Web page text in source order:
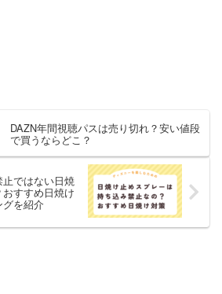
DAZN年間視聴パスは売り切れ？安い値段
で買うならどこ？
ではない日焼
すすめ日焼け
を紹介